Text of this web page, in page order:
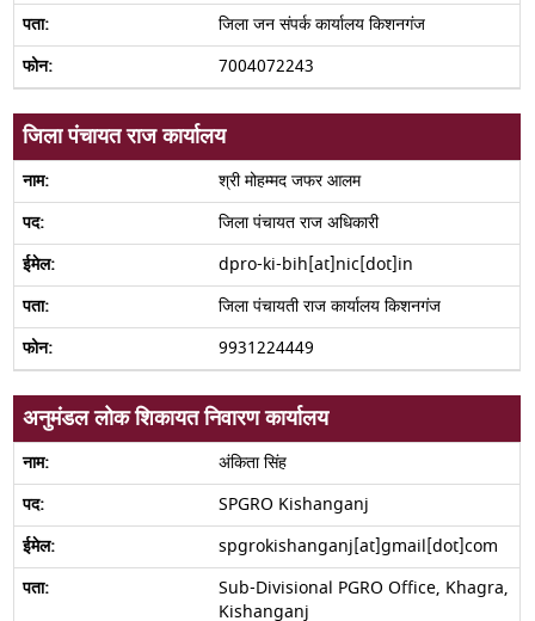
जिला जन संपर्क कार्यालय किशनगंज
7004072243
जिला पंचायत राज कार्यालय
श्री मोहम्मद जफर आलम
जिला पंचायत राज अधिकारी
dpro-ki-bih[at]nic[dot]in
जिला पंचायती राज कार्यालय किशनगंज
9931224449
अनुमंडल लोक शिकायत निवारण कार्यालय
अंकिता सिंह
SPGRO Kishanganj
spgrokishanganj[at]gmail[dot]com
Sub-Divisional PGRO Office, Khagra,
Kishanganj